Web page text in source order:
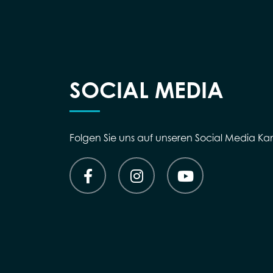
SOCIAL MEDIA
Folgen Sie uns auf unseren Social Media